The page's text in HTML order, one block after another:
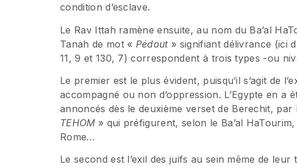
condition d’esclave.
Le Rav Ittah ramène ensuite, au nom du Ba’al
Tanah de mot « Pédout» signifiant délivrance (ici
11, 9 et 130, 7) correspondent à trois types -ou
Le premier est le plus évident, puisqu’il s’agit de
accompagné ou non d’oppression. L’Egypte en a
annoncés dès le deuxième verset de Berechit, par
TEHOM» qui préfigurent, selon le Ba’al
Rome…
Le second est l’exil des juifs au sein même de